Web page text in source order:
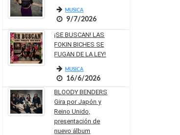
MUSICA
9/7/2026
¡SE BUSCAN! LAS
FOKIN BICHES SE
FUGAN DE LA LEY!
MUSICA
16/6/2026
BLOODY BENDERS
Gira por Japón y
Reino Unido,
presentación de
nuevo álbum